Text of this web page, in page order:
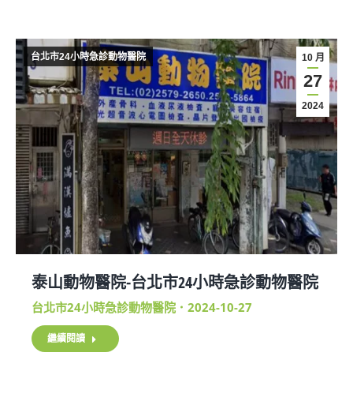
10 月
27
2024
台北市24小時急診動物醫院
泰山動物醫院-台北市24小時急診動物醫院
台北市24小時急診動物醫院 2024-10-27
繼續閱讀